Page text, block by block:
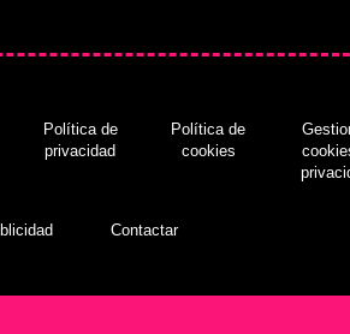
Política de
privacidad
Política de
cookies
Contactar